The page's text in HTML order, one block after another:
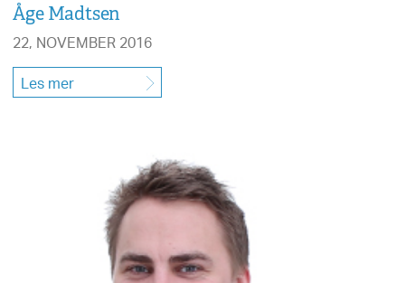
Åge Madtsen
22, NOVEMBER 2016
Les mer